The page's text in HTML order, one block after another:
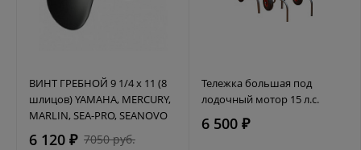
ВИНТ ГРЕБНОЙ 9 1/4 х 11 (8
шлицов) YAMAHA, MERCURY,
MARLIN, SEA-PRO, SEANOVO
6 120 ₽ 7050 руб.
Тележка большая под
лодочный мотор 15 л.с.
6 500 ₽